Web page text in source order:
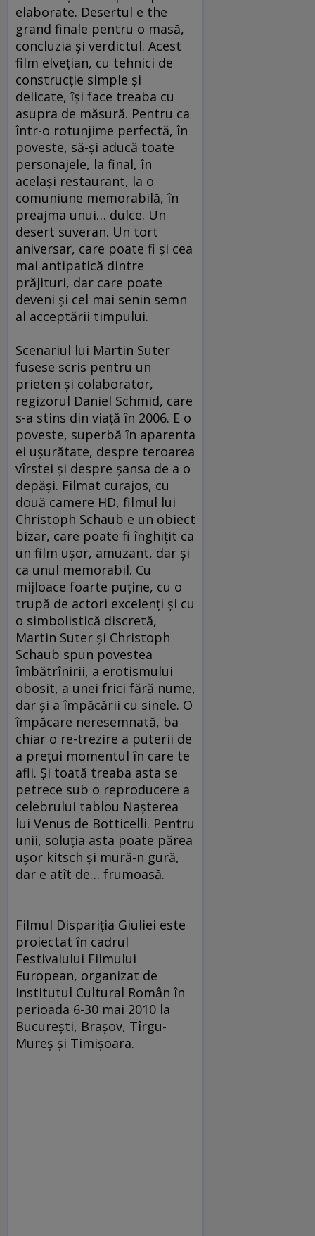
elaborate. Desertul e the
grand finale pentru o masă,
concluzia şi verdictul. Acest
film elveţian, cu tehnici de
construcţie simple şi
delicate, îşi face treaba cu
asupra de măsură. Pentru ca
într-o rotunjime perfectă, în
poveste, să-şi aducă toate
personajele, la final, în
acelaşi restaurant, la o
comuniune memorabilă, în
preajma unui… dulce. Un
desert suveran. Un tort
aniversar, care poate fi şi cea
mai antipatică dintre
prăjituri, dar care poate
deveni şi cel mai senin semn
al acceptării timpului.
Scenariul lui Martin Suter
fusese scris pentru un
prieten şi colaborator,
regizorul Daniel Schmid, care
s-a stins din viaţă în 2006. E o
poveste, superbă în aparenta
ei uşurătate, despre teroarea
vîrstei şi despre şansa de a o
depăşi. Filmat curajos, cu
două camere HD, filmul lui
Christoph Schaub e un obiect
bizar, care poate fi înghiţit ca
un film uşor, amuzant, dar şi
ca unul memorabil. Cu
mijloace foarte puţine, cu o
trupă de actori excelenţi şi cu
o simbolistică discretă,
Martin Suter şi Christoph
Schaub spun povestea
îmbătrînirii, a erotismului
obosit, a unei frici fără nume,
dar şi a împăcării cu sinele. O
împăcare neresemnată, ba
chiar o re-trezire a puterii de
a preţui momentul în care te
afli. Şi toată treaba asta se
petrece sub o reproducere a
celebrului tablou Naşterea
lui Venus de Botticelli. Pentru
unii, soluţia asta poate părea
uşor kitsch şi mură-n gură,
dar e atît de… frumoasă.
Filmul Dispariţia Giuliei este
proiectat în cadrul
Festivalului Filmului
European, organizat de
Institutul Cultural Român în
perioada 6-30 mai 2010 la
Bucureşti, Braşov, Tîrgu-
Mureş şi Timişoara.